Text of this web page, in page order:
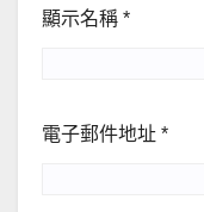
顯示名稱 *
電子郵件地址 *